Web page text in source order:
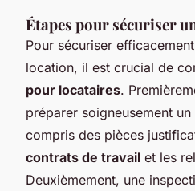
Étapes pour sécuriser
Pour sécuriser
location, il est crucial de
pour locataires.
préparer soigneusement
compris des pièces
contrats de travail et les
Deuxièmement, une